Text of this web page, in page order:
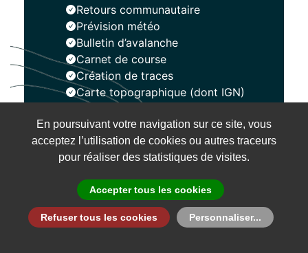
Retours communautaire
Prévision météo
Bulletin d’avalanche
Carnet de course
Création de traces
Carte topographique (dont IGN)
Installer
En poursuivant votre navigation sur ce site, vous
acceptez l’utilisation de cookies ou autres traceurs
pour réaliser des statistiques de visites.
Accepter tous les cookies
Refuser tous les cookies Personnaliser...